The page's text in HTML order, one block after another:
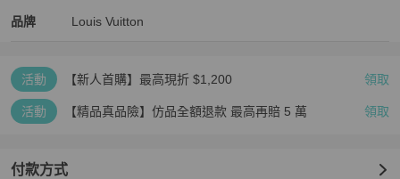
品牌
Louis Vuitton精品女包品牌介紹
Louis Vuitton
Louis Vuitton推薦清單
活動 【新人首購】最高現折 $1,200 領取
活動 【精品真品險】仿品全額退款 最高再賠 5 萬 領取
付款方式